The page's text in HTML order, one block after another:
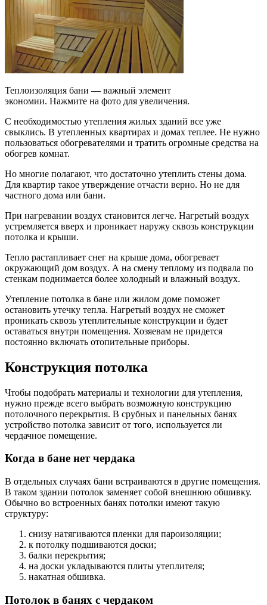
Теплоизоляция бани — важный элемент
экономии. Нажмите на фото для увеличения.
С необходимостью утепления жилых зданий все уже
свыклись. В утепленных квартирах и домах теплее. Не нужно
пользоваться обогревателями и тратить огромные средства на
обогрев комнат.
Но многие полагают, что достаточно утеплить стены дома.
Для квартир такое утверждение отчасти верно. Но не для
частного дома или бани.
При нагревании воздух становится легче. Нагретый воздух
устремляется вверх и проникает наружу сквозь конструкции
потолка и крыши.
Тепло растапливает снег на крыше дома, обогревает
окружающий дом воздух. А на смену теплому из подвала по
стенкам поднимается более холодный и влажный воздух.
Утепление потолка в бане или жилом доме поможет
остановить утечку тепла. Нагретый воздух не сможет
проникать сквозь утеплительные конструкции и будет
оставаться внутри помещения. Хозяевам не придется
постоянно включать отопительные приборы.
Конструкция потолка
Чтобы подобрать материалы и технологии для утепления,
нужно прежде всего выбрать возможную конструкцию
потолочного перекрытия. В срубных и панельных банях
устройство потолка зависит от того, используется ли
чердачное помещение.
Когда в бане нет чердака
В отдельных случаях бани встраиваются в другие помещения.
В таком здании потолок заменяет собой внешнюю обшивку.
Обычно во встроенных банях потолки имеют такую
структуру:
снизу натягиваются пленки для пароизоляции;
к потолку подшиваются доски;
балки перекрытия;
на доски укладываются плиты утеплителя;
накатная обшивка.
Потолок в банях с чердаком